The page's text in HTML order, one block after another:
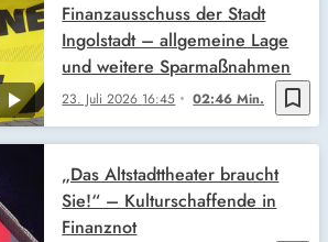
bookmark_border
23. Juli 2026 16:45 02:46 Min.
Finanzausschuss der Stadt
Ingolstadt – allgemeine Lage
und weitere Sparmaßnahmen
„Das Altstadttheater braucht
Sie!“ – Kulturschaffende in
Finanznot